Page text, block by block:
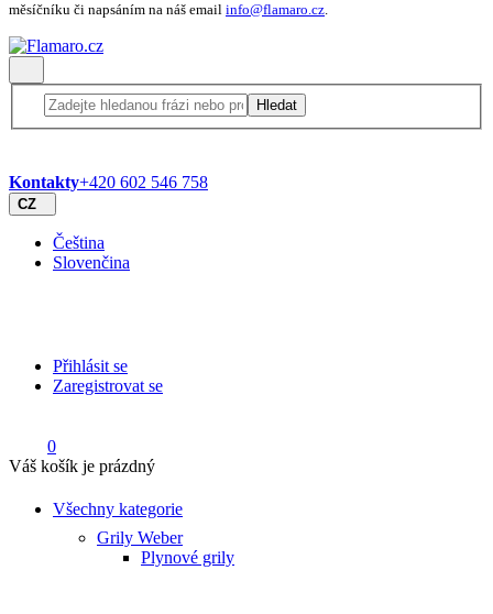
měsíčníku či napsáním na náš email info@flamaro.cz.
Hledat
Kontakty+420 602 546 758
CZ
Čeština
Slovenčina
Přihlásit se
Zaregistrovat se
0
Váš košík je prázdný
Všechny kategorie
Grily Weber
Plynové grily